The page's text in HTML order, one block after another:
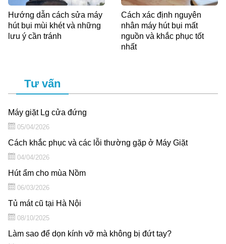
Hướng dẫn cách sửa máy
hút bụi mùi khét và những
lưu ý cần tránh
Cách xác định nguyên
nhân máy hút bụi mất
nguồn và khắc phục tốt
nhất
Tư vấn
Máy giặt Lg cửa đứng
05/04/2026
Cách khắc phục và các lỗi thường gặp ở Máy Giặt
04/04/2026
Hút ẩm cho mùa Nồm
06/03/2026
Tủ mát cũ tại Hà Nội
08/10/2025
Làm sao để dọn kính vỡ mà không bị đứt tay?